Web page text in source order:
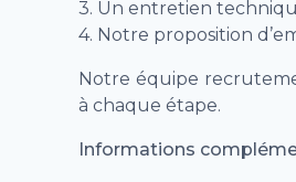
3. Un entretien
4. Notre proposition
Notre équipe
à chaque étape.
Informations